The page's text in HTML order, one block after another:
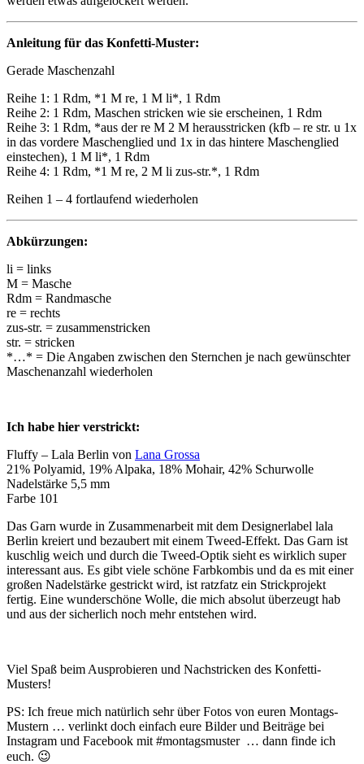
Anleitung für das Konfetti-Muster:
Gerade Maschenzahl
Reihe 1: 1 Rdm, *1 M re, 1 M li*, 1 Rdm
Reihe 2: 1 Rdm, Maschen stricken wie sie erscheinen, 1 Rdm
Reihe 3: 1 Rdm, *aus der re M 2 M herausstricken (kfb – re str. u 1x
in das vordere Maschenglied und 1x in das hintere Maschenglied
einstechen), 1 M li*, 1 Rdm
Reihe 4: 1 Rdm, *1 M re, 2 M li zus-str.*, 1 Rdm
Reihen 1 – 4 fortlaufend wiederholen
Abkürzungen:
li = links
M = Masche
Rdm = Randmasche
re = rechts
zus-str. = zusammenstricken
str. = stricken
*…* = Die Angaben zwischen den Sternchen je nach gewünschter
Maschenanzahl wiederholen
Ich habe hier verstrickt:
Fluffy – Lala Berlin von Lana Grossa
21% Polyamid, 19% Alpaka, 18% Mohair, 42% Schurwolle
Nadelstärke 5,5 mm
Farbe 101
Das Garn wurde in Zusammenarbeit mit dem Designerlabel lala
Berlin kreiert und bezaubert mit einem Tweed-Effekt. Das Garn ist
kuschlig weich und durch die Tweed-Optik sieht es wirklich super
interessant aus. Es gibt viele schöne Farbkombis und da es mit einer
großen Nadelstärke gestrickt wird, ist ratzfatz ein Strickprojekt
fertig. Eine wunderschöne Wolle, die mich absolut überzeugt hab
und aus der sicherlich noch mehr entstehen wird.
Viel Spaß beim Ausprobieren und Nachstricken des Konfetti-
Musters!
PS: Ich freue mich natürlich sehr über Fotos von euren Montags-
Mustern … verlinkt doch einfach eure Bilder und Beiträge bei
Instagram und Facebook mit #montagsmuster … dann finde ich
euch. 😉